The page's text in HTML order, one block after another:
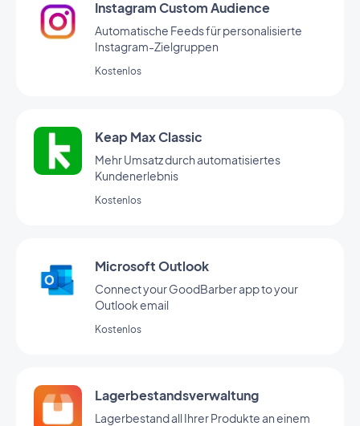
Instagram Custom Audience
Automatische Feeds für personalisierte
Instagram-Zielgruppen
Kostenlos
Keap Max Classic
Mehr Umsatz durch automatisiertes
Kundenerlebnis
Kostenlos
Microsoft Outlook
Connect your GoodBarber app to your
Outlook email
Kostenlos
Lagerbestandsverwaltung
Lagerbestand all Ihrer Produkte an einem